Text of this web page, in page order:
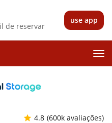
de reservar
use app
4.8 (600k avaliações)